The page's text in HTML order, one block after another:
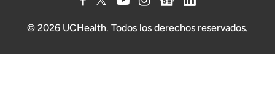
© 2026 UCHealth. Todos los derechos reservados.